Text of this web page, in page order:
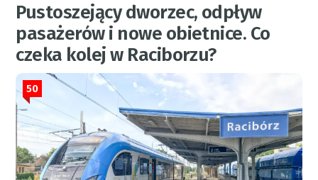
Pustoszejący dworzec, odpływ
pasażerów i nowe obietnice. Co
czeka kolej w Raciborzu?
50